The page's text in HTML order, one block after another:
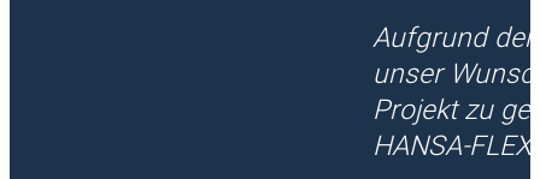
Aufgrund
unser
Projekt zu